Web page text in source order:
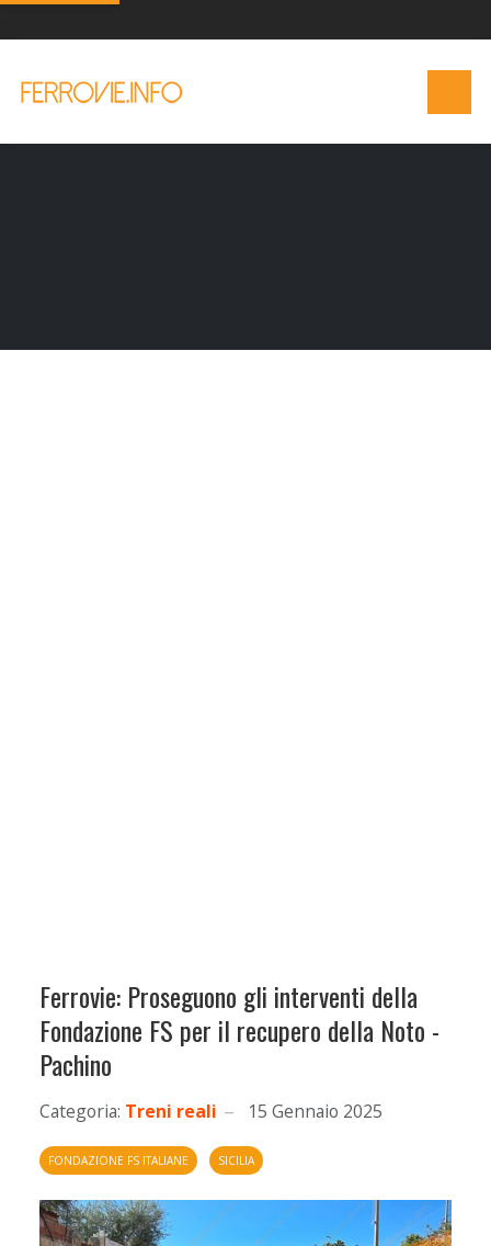
Ferrovie: Proseguono gli interventi della
Fondazione FS per il recupero della Noto -
Pachino
Categoria: Treni reali 15 Gennaio 2025
FONDAZIONE FS ITALIANE SICILIA